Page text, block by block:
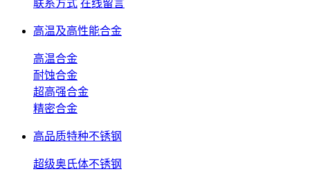
联系方式 在线留言
高温及高性能合金
高温合金
耐蚀合金
超高强合金
精密合金
高品质特种不锈钢
超级奥氏体不锈钢